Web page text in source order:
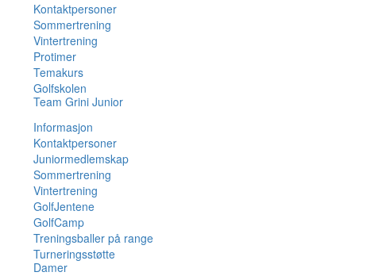
Kontaktpersoner
Sommertrening
Vintertrening
Protimer
Temakurs
Golfskolen
Team Grini Junior
Informasjon
Kontaktpersoner
Juniormedlemskap
Sommertrening
Vintertrening
GolfJentene
GolfCamp
Treningsballer på range
Turneringsstøtte
Damer